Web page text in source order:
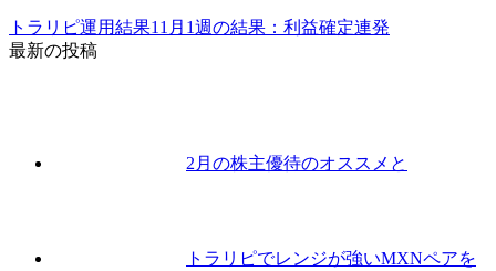
トラリピ運用結果11月1週の結果：利益確定連発
最新の投稿
2月の株主優待のオススメと
トラリピでレンジが強いMXNペアを